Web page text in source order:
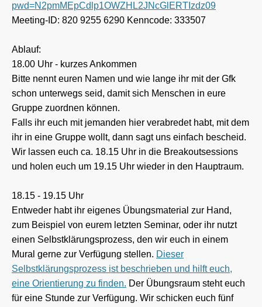
pwd=N2pmMEpCdlp1OWZHL2JNcGlERTIzdz09
Meeting-ID: 820 9255 6290 Kenncode: 333507
Ablauf:
18.00 Uhr - kurzes Ankommen
Bitte nennt euren Namen und wie lange ihr mit der Gfk
schon unterwegs seid, damit sich Menschen in eure
Gruppe zuordnen können.
Falls ihr euch mit jemanden hier verabredet habt, mit dem
ihr in eine Gruppe wollt, dann sagt uns einfach bescheid.
Wir lassen euch ca. 18.15 Uhr in die Breakoutsessions
und holen euch um 19.15 Uhr wieder in den Hauptraum.
18.15 - 19.15 Uhr
Entweder habt ihr eigenes Übungsmaterial zur Hand,
zum Beispiel von eurem letzten Seminar, oder ihr nutzt
einen Selbstklärungsprozess, den wir euch in einem
Mural gerne zur Verfügung stellen. Dieser
Selbstklärungsprozess ist beschrieben und hilft euch,
eine Orientierung zu finden. Der Übungsraum steht euch
für eine Stunde zur Verfügung. Wir schicken euch fünf